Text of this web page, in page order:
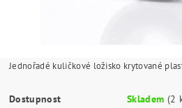
Jednořadé kuličkové ložisko krytované
Dostupnost Skladem (2